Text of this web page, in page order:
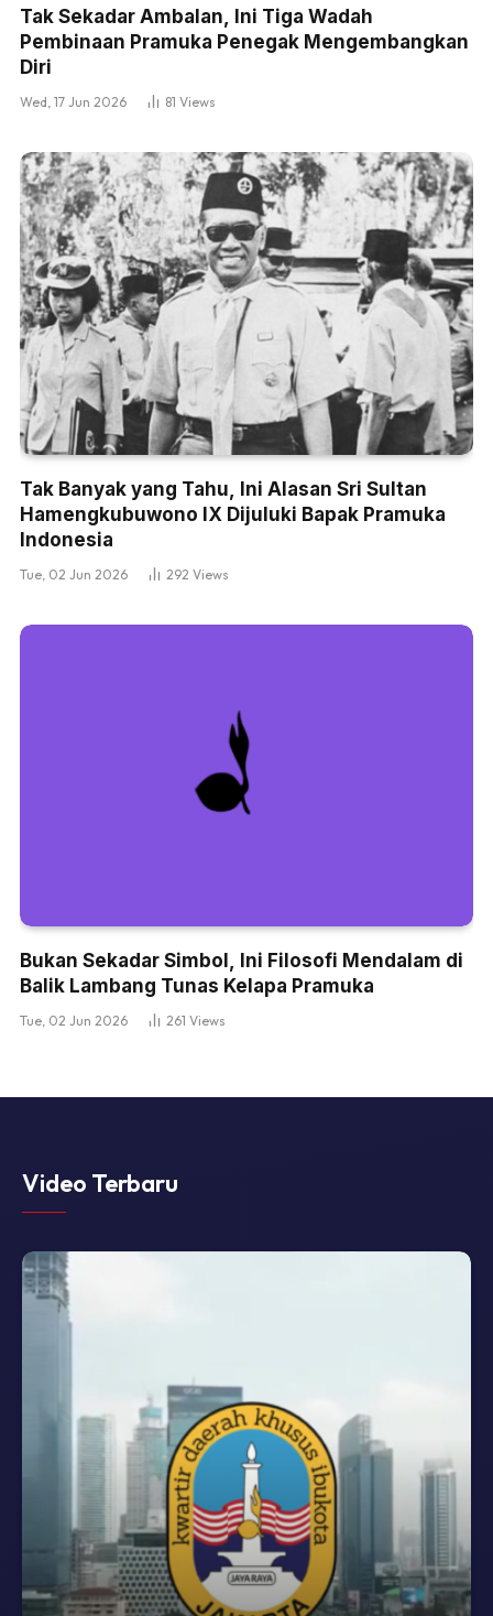
Tak Sekadar Ambalan, Ini Tiga Wadah
Pembinaan Pramuka Penegak Mengembangkan
Diri
Wed, 17 Jun 2026 81 Views
Tak Banyak yang Tahu, Ini Alasan Sri Sultan
Hamengkubuwono IX Dijuluki Bapak Pramuka
Indonesia
Tue, 02 Jun 2026 292 Views
Bukan Sekadar Simbol, Ini Filosofi Mendalam di
Balik Lambang Tunas Kelapa Pramuka
Tue, 02 Jun 2026 261 Views
Video Terbaru